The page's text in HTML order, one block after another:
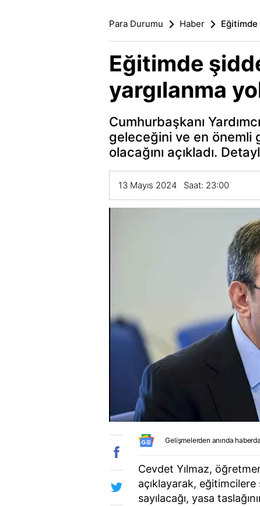
Para Durumu Haber Eğitimde
Eğitimde
yargılanma
Cumhurbaşkanı
geleceğini ve en önemli
olacağını açıkladı.
13 Mayıs 2024 Saat: 23:00
Gelişmelerden anında
Cevdet Yılmaz,
açıklayarak,
sayılacağı, yasa